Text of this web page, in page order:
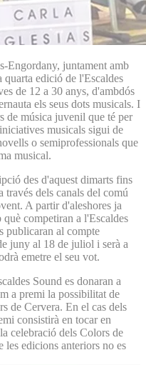
Engordany, juntament amb
edició de l'Escaldes
de 12 a 30 anys, d'ambdós
els seus dots musicals. I
de música juvenil que té per
musicals sigui de
o semiprofessionals que
musical.
des d'aquest dimarts fins
dels canals del comú
A partir d'aleshores ja
competiran a l'Escaldes
publicaran al compte
juny al 18 de juliol i serà a
emetre el seu vot.
Sound es donaran a
a premi la possibilitat de
de Cervera. En el cas dels
consistirà en tocar en
celebració dels Colors de
les edicions anteriors no es